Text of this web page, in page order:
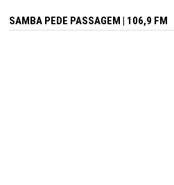
SAMBA PEDE PASSAGEM | 106,9 FM